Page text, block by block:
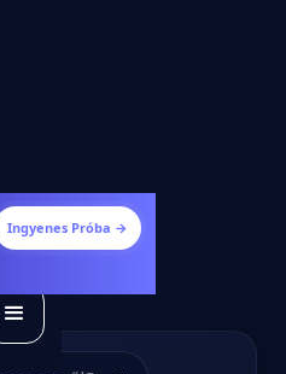
Ingyenes Próba →
-